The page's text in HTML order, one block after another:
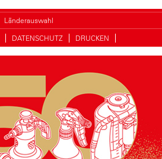
Länderauswahl
DATENSCHUTZ DRUCKEN